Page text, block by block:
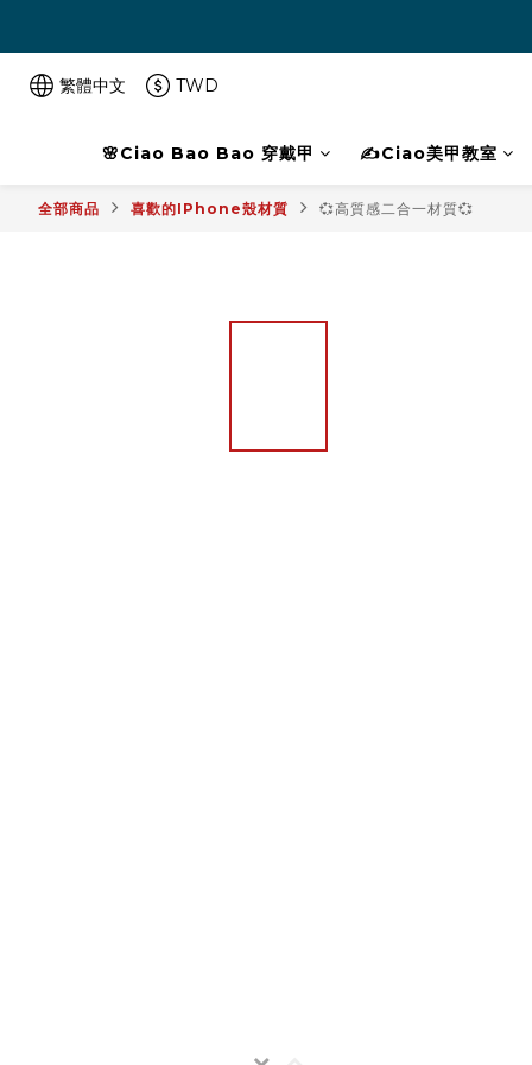
繁體中文 TWD
🌸Ciao Bao Bao 穿戴甲 ✍️Ciao美甲教室
全部商品 喜歡的IPhone殼材質 💞高質感二合一材質💞